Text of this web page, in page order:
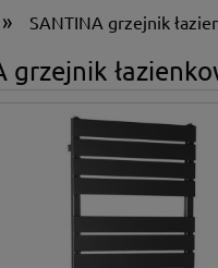
» SANTINA grzejnik
grzejnik